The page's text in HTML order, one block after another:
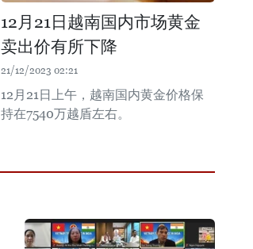
12月21日越南国内市场黄金
卖出价有所下降
21/12/2023 02:21
12月21日上午，越南国内黄金价格保
持在7540万越盾左右。